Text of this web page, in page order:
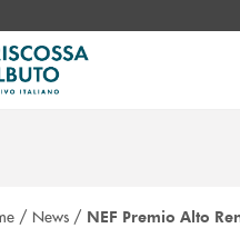
/ News / NEF Premio Alto